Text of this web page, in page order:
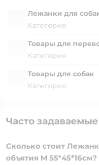
Лежанки для
Категория
Товары для
Категория
Товары для собак
Категория
Часто
Сколько стоит
объятия M 55*45*16см?